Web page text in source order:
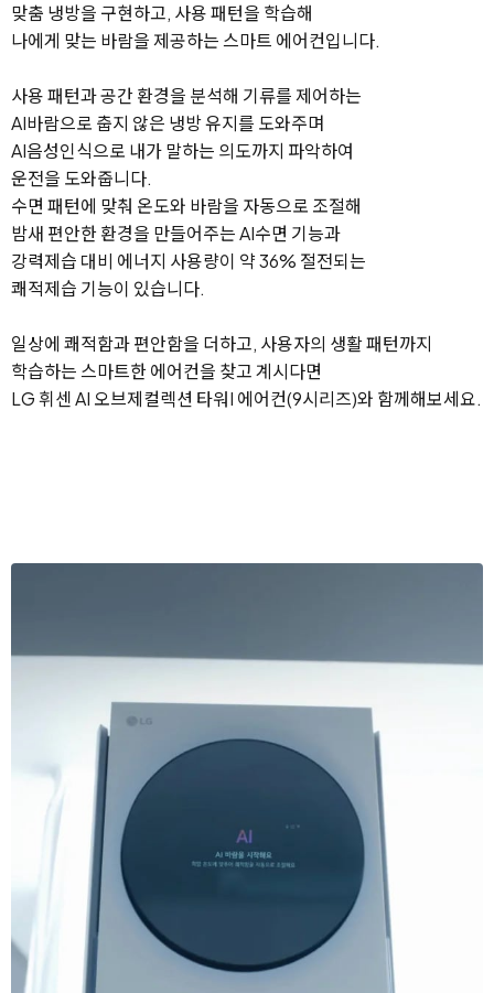
맞춤 냉방을 구현하고, 사용 패턴을 학습해
나에게 맞는 바람을 제공하는 스마트 에어컨입니다.
사용 패턴과 공간 환경을 분석해 기류를 제어하는
AI바람으로 춥지 않은 냉방 유지를 도와주며
AI음성인식으로 내가 말하는 의도까지 파악하여
운전을 도와줍니다.
수면 패턴에 맞춰 온도와 바람을 자동으로 조절해
밤새 편안한 환경을 만들어주는 AI수면 기능과
강력제습 대비 에너지 사용량이 약 36% 절전되는
쾌적제습 기능이 있습니다.
일상에 쾌적함과 편안함을 더하고, 사용자의 생활 패턴까지
학습하는 스마트한 에어컨을 찾고 계시다면
LG 휘센 AI 오브제컬렉션 타워I 에어컨(9시리즈)와 함께해보세요.